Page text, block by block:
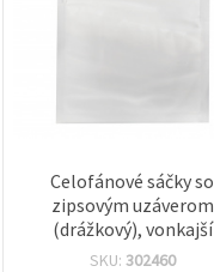
Celofánové sáčky so
zipsovým uzáverom
(drážkový), vonkajší
rozmer 10x15 cm,
SKU: 302460